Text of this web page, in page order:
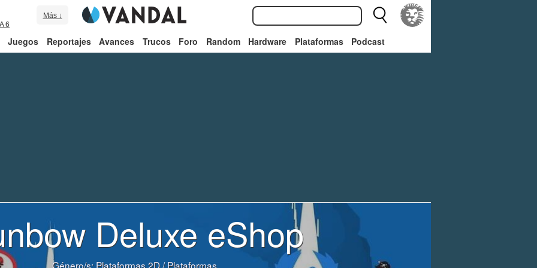
6
Más ↓
Juegos Reportajes Avances Trucos Foro Random Hardware Plataformas Podcast
Deluxe eShop
Género/s: Plataformas 2D/Plataformas